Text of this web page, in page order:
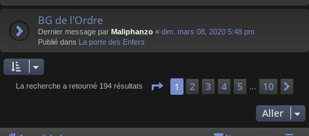
BG de l'Ordre
Dernier message par Maliphanzo « dim. mars 08, 2020 5:48 pm
Publié dans La porte des Enfers
La recherche a retourné 194 résultats Page 1sur 10
1 2 3 4 5 10
Aller